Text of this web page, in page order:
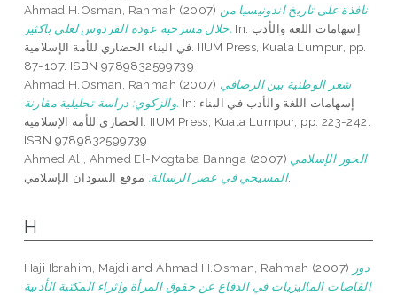
Ahmad H.Osman, Rahmah (2007) نافذة على تاريخ اندونيسيا من
خلال مسرحية عودة الفردوس لعلي باكثير. In: إسهامات اللغة والأدب
في البناء الحضاري للأمة الإسلامية. IIUM Press, Kuala Lumpur, pp.
87-107. ISBN 9789832599739
Ahmad H.Osman, Rahmah (2007) شعر الوطنية بين الرصافي
والزكوي: دراسة تحليلية مقارنة. In: إسهامات اللغة والأدب في البناء
الحضاري للأمة اﻹسلامية. IIUM Press, Kuala Lumpur, pp. 223-242.
ISBN 9789832599739
Ahmed Ali, Ahmed El-Mogtaba Bannga (2007) الحور الإسلامي
المسيحي في عصر الرسالة.موقع السودان الإسلامي.
H
Haji Ibrahim, Majdi andAhmad H.Osman, Rahmah (2007) دور
القاصات الماليزيات في الدفاع عن حقوق المرأة وإثراء المكتبة الأدبية